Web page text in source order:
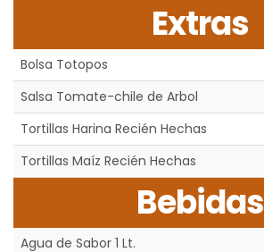
Extras
Bolsa Totopos
Salsa Tomate-chile de Arbol
Tortillas Harina Recién Hechas
Tortillas Maíz Recién Hechas
Bebidas
Agua de Sabor 1 Lt.